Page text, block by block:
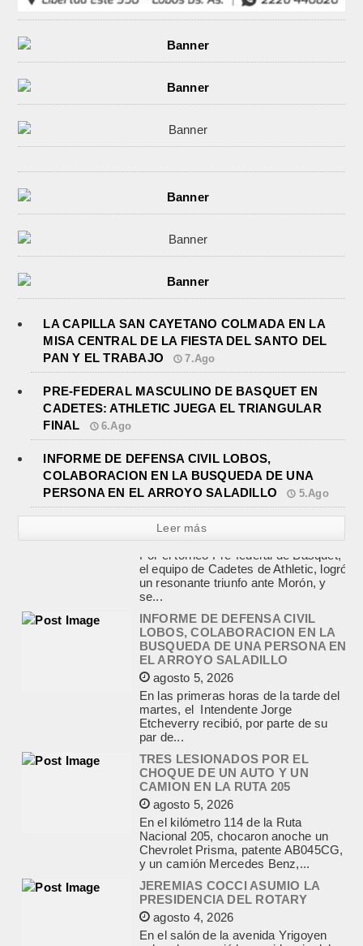
LA CAPILLA SAN CAYETANO COLMADA EN LA
MISA CENTRAL DE LA FIESTA DEL SANTO DEL
PAN Y EL TRABAJO
7.Ago
PRE-FEDERAL MASCULINO DE BASQUET EN
CADETES: ATHLETIC JUEGA EL TRIANGULAR
FINAL
6.Ago
INFORME DE DEFENSA CIVIL LOBOS,
COLABORACION EN LA BUSQUEDA DE UNA
PERSONA EN EL ARROYO SALADILLO
5.Ago
Leer más
INFORME DE DEFENSA CIVIL
LOBOS, COLABORACION EN LA
BUSQUEDA DE UNA PERSONA EN
agosto 5, 2026
En las primeras horas de la tarde del
martes, el Intendente Jorge
Etcheverry recibió, por parte de su
par de...
TRES LESIONADOS POR EL
CHOQUE DE UN AUTO Y UN
CAMION EN LA RUTA 205
agosto 5, 2026
En el kilómetro 114 de la Ruta
Nacional 205, chocaron anoche un
Chevrolet Prisma, patente AB045CG,
y un camión Mercedes Benz,...
JEREMIAS COCCI ASUMIO LA
PRESIDENCIA DEL ROTARY
agosto 4, 2026
En el salón de la avenida Yrigoyen
colmado, asumió la presidencia del
Rotary Club de Lobos Jeremías
Cocci, para el...